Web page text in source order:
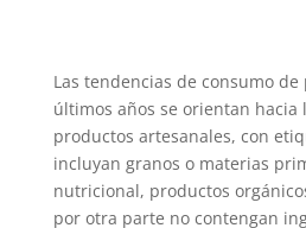
Las tendencias de consumo
últimos años se orientan hacia
productos artesanales, con
incluyan granos o materias
nutricional, productos
por otra parte no contengan